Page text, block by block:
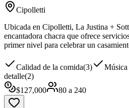
Cipolletti
Ubicada en Cipolletti, La Justina +
encantadora chacra que ofrece
primer nivel para celebrar un
Calidad de la comida(3)
detalle(2)
$127,000 80 a 240